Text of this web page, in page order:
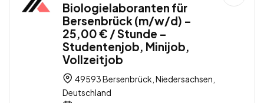
Biologielaboranten für
Bersenbrück (m/w/d) –
25,00 € / Stunde –
Studentenjob, Minijob,
Vollzeitjob
49593 Bersenbrück, Niedersachsen,
Deutschland